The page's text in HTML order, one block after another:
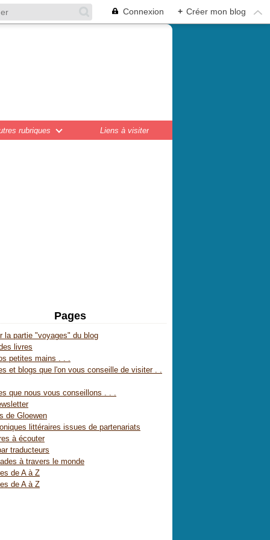
Connexion + Créer mon blog
rubriques Liens à visiter
Pages
la partie "voyages" du blog
livres
petites mains . . .
et blogs que l'on vous conseille de visiter . .
que nous vous conseillons . . .
de Gloewen
littéraires issues de partenariats
à écouter
traducteurs
à travers le monde
de A à Z
de A à Z